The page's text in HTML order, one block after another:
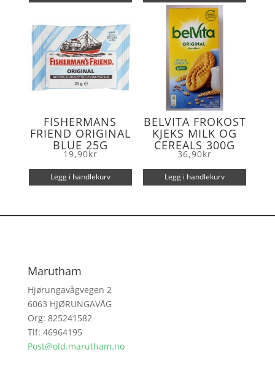
FISHERMANS
FRIEND ORIGINAL
BLUE 25G
19,90kr
Legg i handlekurv
BELVITA FROKOST
KJEKS MILK OG
CEREALS 300G
36,90kr
Legg i handlekurv
Marutham
Hjørungavågvegen 2
6063 HJØRUNGAVÅG
Org: 825241582
Tlf: 46964195
Post@old.marutham.no